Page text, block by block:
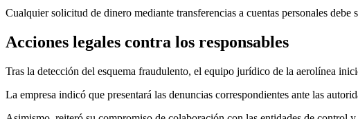
Cualquier solicitud de dinero mediante transferencias a cuentas personales debe
Acciones legales contra los responsables
Tras la detección del esquema fraudulento, el equipo jurídico de la aerolínea
La empresa indicó que presentará las denuncias correspondientes ante las